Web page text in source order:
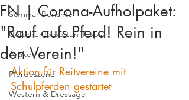
Seminar-Berichte
Uelzener Experten-Tipps
Artikel
Pferdeszene
Western & Dressage
FN | Corona-Aufholpaket:
"Rauf aufs Pferd! Rein in
den Verein!"
Aktion für Reitvereine mit
Schulpferden gestartet